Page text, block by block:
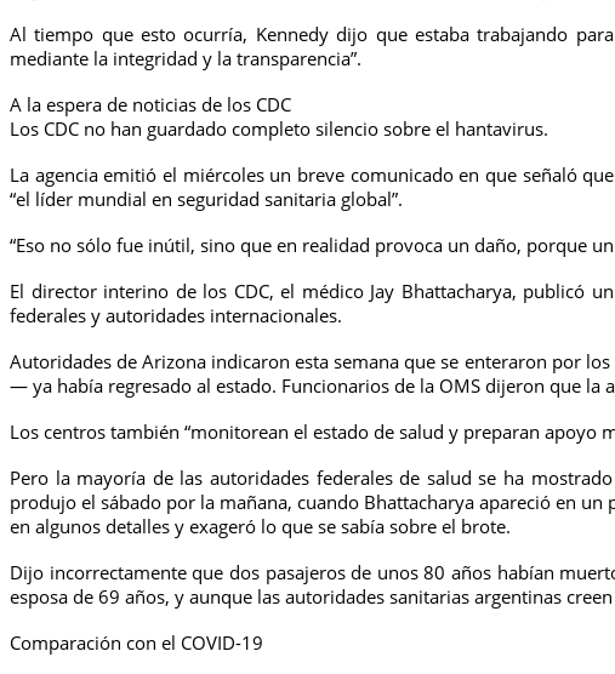
Al tiempo que esto ocurría, Kennedy dijo que estaba trabajando
mediante la integridad y la transparencia”.
A la espera de noticias de los CDC
Los CDC no han guardado completo silencio sobre el hantavirus.
La agencia emitió el miércoles un breve comunicado en que señaló
“el líder mundial en seguridad sanitaria global”.
“Eso no sólo fue inútil, sino que en realidad provoca un daño, porque
El director interino de los CDC, el médico Jay Bhattacharya, publicó
federales y autoridades internacionales.
Autoridades de Arizona indicaron esta semana que se enteraron por
— ya había regresado al estado. Funcionarios de la OMS dijeron que la
Los centros también “monitorean el estado de salud y preparan apoyo
Pero la mayoría de las autoridades federales de salud se ha
produjo el sábado por la mañana, cuando Bhattacharya apareció en
en algunos detalles y exageró lo que se sabía sobre el brote.
Dijo incorrectamente que dos pasajeros de unos 80 años habían
esposa de 69 años, y aunque las autoridades sanitarias argentinas
Comparación con el COVID-19